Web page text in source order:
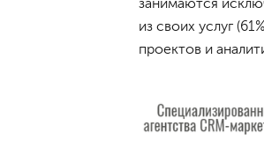
из своих услуг
проектов и